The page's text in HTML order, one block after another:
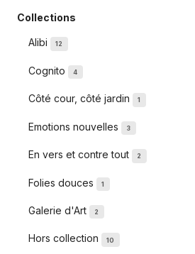
Collections
Alibi 12
Cognito 4
Côté cour, côté jardin 1
Emotions nouvelles 3
En vers et contre tout 2
Folies douces 1
Galerie d'Art 2
Hors collection 10